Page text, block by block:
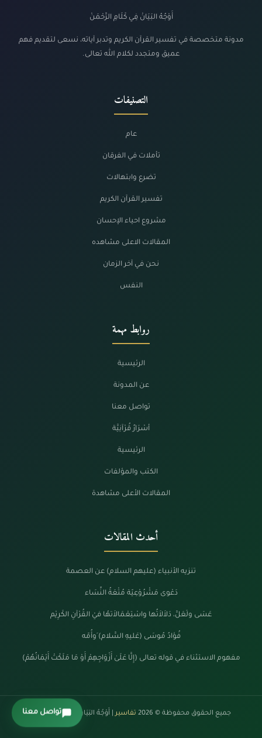
أَوْجُهُ البَيَانْ فِي كَلَامِ الرَّحْمَنْ
مدونة متخصصة في تفسير القرآن الكريم وتدبر آياته، نسعى لتقديم فهم
عميق ومتجدد لكلام الله تعالى.
التصنيفات
عام
تأملات في الفرقان
تضرع وابتهالات
تفسير القرآن الكريم
مشروع احياء الإحسان
المقالات الاعلى مشاهده
نحن في آخر الزمان
النفس
روابط مهمة
الرئيسية
عن المدونة
تواصل معنا
أسْرَارٌ قُرْآنِيَّة
الرئيسية
الكتب والمؤلفات
المقالات الأعلى مشاهدة
أحدث المقالات
تنزيه الأنبياء (عليهم السلام) عن العصمة
دَعْوى مَشْرُوْعِيّة مُتْعَةُ النِّسَاء
عَسَى ولَعَلَّ، دَلاَلاَتُها واسْتِعْمَالاَتهُا فيْ القُرْآنِ الكَرِيْم
فُؤادُ مُوسَى (عَليهِ السَّلام) َوأُمّه
مفهوم الاستثناء في قوله تعالى (إِلَّا عَلَىٰ أَزْوَاجِهِمْ أَوْ مَا مَلَكَتْ أَيْمَانُهُمْ)
جميع الحقوق محفوظة © 2026 تفاسير| أَوْجُهُ البَيَانْ فِي كَلَامِ الرَّحْمَنْ
تواصل معنا